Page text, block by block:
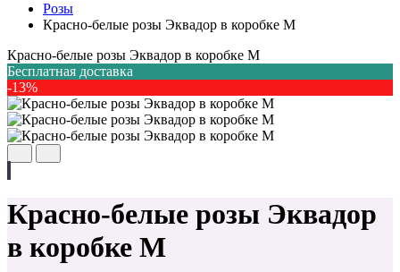
Розы
Красно-белые розы Эквадор в коробке M
Красно-белые розы Эквадор в коробке M
Бесплатная доставка
-13%
Красно-белые розы Эквадор
в коробке M